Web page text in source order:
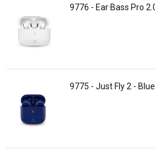
9776 - Ear·Bass Pro
9775 - Just Fly 2 - Blue